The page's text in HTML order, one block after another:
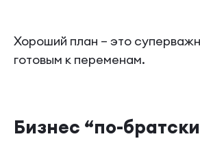
Хороший план – это
готовым к переменам.
Бизнес “по-